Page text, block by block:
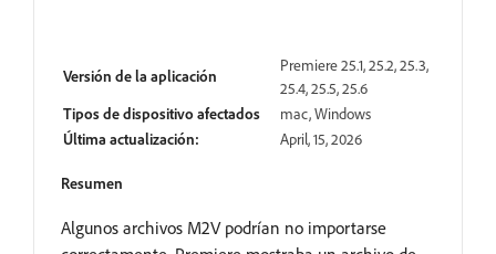
Versión de la aplicación
Premiere 25.1, 25.2, 25.3,
25.4, 25.5, 25.6
Tipos de dispositivo afectados
mac, Windows
Última actualización:
April, 15, 2026
Resumen
Algunos archivos M2V podrían no importarse